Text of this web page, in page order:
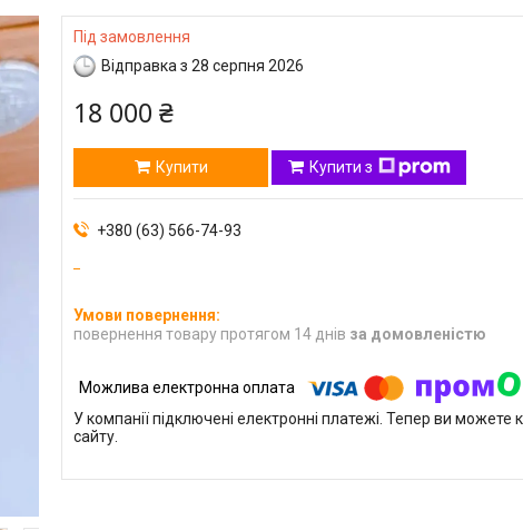
Під замовлення
Відправка з 28 серпня 2026
18 000 ₴
Купити Купити з
+380 (63) 566-74-93
повернення товару протягом 14 днів за домовленістю
У компанії підключені електронні платежі. Тепер ви
сайту.